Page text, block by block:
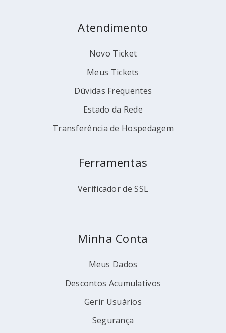
Atendimento
Novo Ticket
Meus Tickets
Dúvidas Frequentes
Estado da Rede
Transferência de Hospedagem
Ferramentas
Verificador de SSL
Minha Conta
Meus Dados
Descontos Acumulativos
Gerir Usuários
Segurança